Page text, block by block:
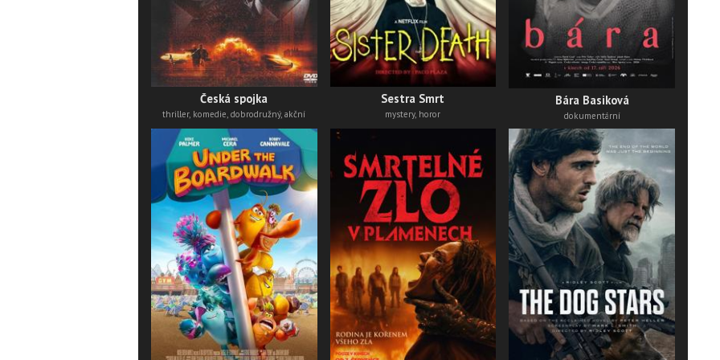
Česká spojka
thriller, komedie, dobrodružný, akční
Sestra Smrt
mystery, horor
Bára Basiková
dokumentární